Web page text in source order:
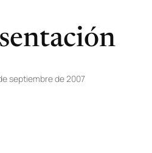
septiembre de 2007